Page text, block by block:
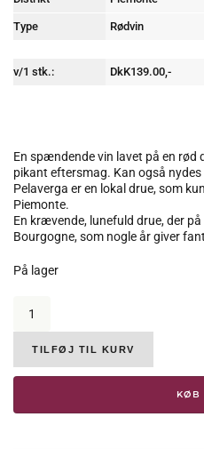
Type Rødvin
v/1 stk.: DkK139.00,-
En spændende vin lavet på en rød
pikant eftersmag. Kan også
Pelaverga er en lokal drue, som
Piemonte.
En krævende, lunefuld drue, der
Bourgogne, som nogle år giver
På lager
Burlotto,
Verduno
Pelaverga,
DOC,
2021,
antal
TILFØJ TIL KURV
KØB